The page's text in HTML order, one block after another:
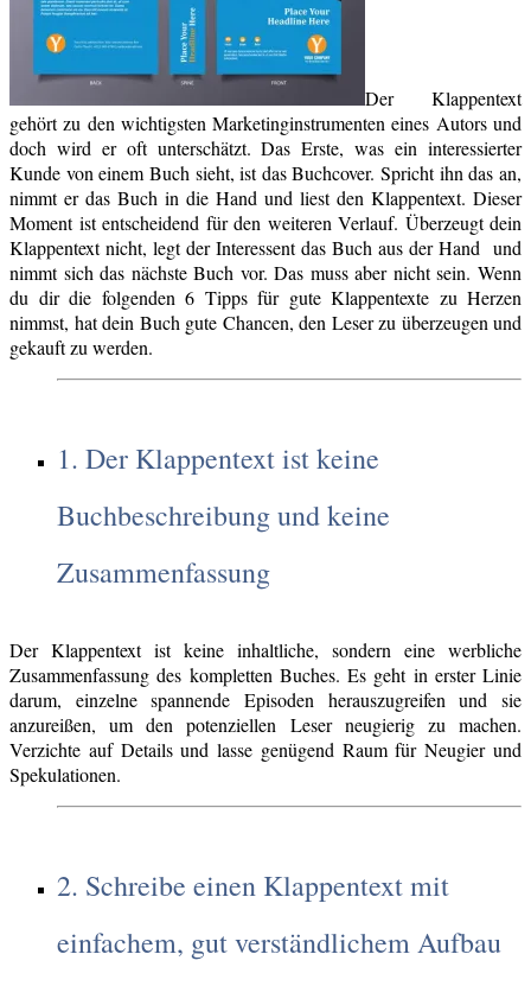
Der Klappentext
gehört zu den wichtigsten Marketinginstrumenten eines Autors und
doch wird er oft unterschätzt. Das Erste, was ein interessierter
Kunde von einem Buch sieht, ist das Buchcover. Spricht ihn das an,
nimmt er das Buch in die Hand und liest den Klappentext. Dieser
Moment ist entscheidend für den weiteren Verlauf. Überzeugt dein
Klappentext nicht, legt der Interessent das Buch aus der Hand und
nimmt sich das nächste Buch vor. Das muss aber nicht sein. Wenn
du dir die folgenden 6 Tipps für gute Klappentexte zu Herzen
nimmst, hat dein Buch gute Chancen, den Leser zu überzeugen und
gekauft zu werden.
1. Der Klappentext ist keine
Buchbeschreibung und keine
Zusammenfassung
Der Klappentext ist keine inhaltliche, sondern eine werbliche
Zusammenfassung des kompletten Buches. Es geht in erster Linie
darum, einzelne spannende Episoden herauszugreifen und sie
anzureißen, um den potenziellen Leser neugierig zu machen.
Verzichte auf Details und lasse genügend Raum für Neugier und
Spekulationen.
2. Schreibe einen Klappentext mit
einfachem, gut verständlichem Aufbau